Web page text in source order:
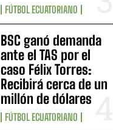
FÚTBOL ECUATORIANO
BSC ganó demanda
ante el TAS por el
caso Félix Torres:
Recibirá cerca de un
millón de dólares
FÚTBOL ECUATORIANO